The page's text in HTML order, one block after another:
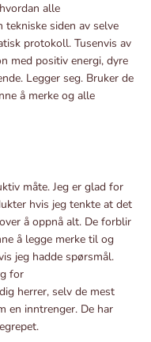
alle
tekniske siden av selve
protokoll. Tusenvis av
med positiv energi, dyre
Legger seg. Bruker de
å merke og alle
måte. Jeg er glad for
hvis jeg tenkte at det
å oppnå alt. De forblir
å legge merke til og
jeg hadde spørsmål.
for
herrer, selv de mest
en inntrenger. De har